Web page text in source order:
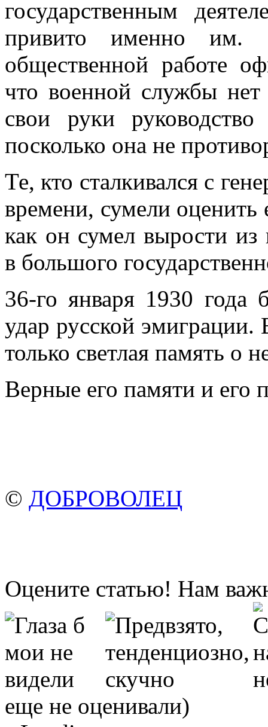
государственным
привито именно им.
общественной работе
что военной службы нет
свои руки руководство
посколько она не
Те, кто сталкивался с
времени, сумели оценить
как он сумел вырости из
в большого
36-го января 1930 года
удар русской
только светлая память о
Верные его памяти и
© ДОБРОВОЛЕЦ
Оцените статью! Нам
еще не оценивали)